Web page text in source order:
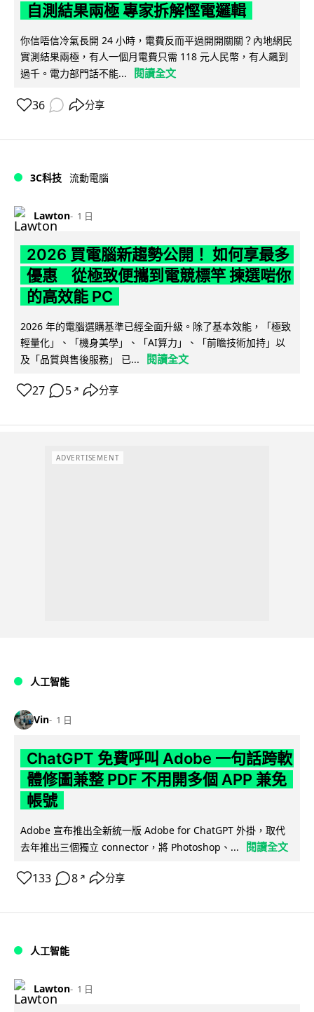
自測結果兩極 專家拆解慳電邏輯
你信唔信冷氣長開 24 小時，電費反而平過開開關關？內地網民
實測結果兩極，有人一個月電費只需 118 元人民幣，有人飆到
過千。電力部門話不能...
閱讀全文
36 分享
3C科技 流動電腦
Lawton 1 日
2026 買電腦新趨勢公開！ 如何享最多
優惠 從極致便攜到電競標竿 揀選啱你
的高效能 PC
2026 年的電腦選購基準已經全面升級。除了基本效能，「極致
輕量化」、「機身美學」、「AI算力」、「前瞻技術加持」以
及「品質與售後服務」 已...
閱讀全文
27 5 ↗ 分享
ADVERTISEMENT
人工智能
Vin 1 日
ChatGPT 免費呼叫 Adobe 一句話跨軟
體修圖兼整 PDF 不用開多個 APP 兼免
帳號
Adobe 宣布推出全新統一版 Adobe for ChatGPT 外掛，取代
去年推出三個獨立 connector，將 Photoshop、...
閱讀全文
133 8 ↗ 分享
人工智能
Lawton 1 日